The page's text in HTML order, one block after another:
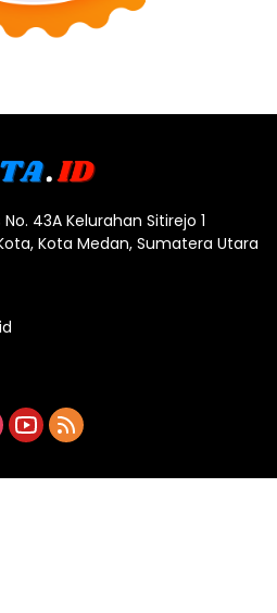
43A Kelurahan Sitirejo 1
Kota Medan, Sumatera Utara